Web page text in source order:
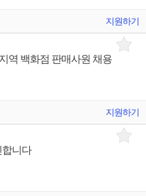
지원하기
역 백화점 판매사원 채용
지원하기
합니다